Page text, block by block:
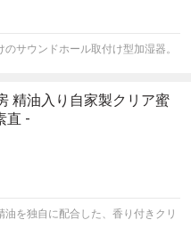
サウンドホール取付け型加湿器。
精油入り自家製クリア蜜
直 -
を独自に配合した、香り付きクリ